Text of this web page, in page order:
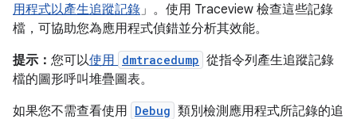
用程式以產生追蹤記錄」。使用 Traceview 檢查這些記錄
檔，可協助您為應用程式偵錯並分析其效能。
提示： 您可以使用 dmtracedump 從指令列產生追蹤記錄
檔的圖形呼叫堆疊圖表。
如果您不需查看使用 Debug 類別檢測應用程式所記錄的追